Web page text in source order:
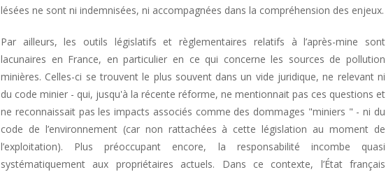
lésées ne sont ni indemnisées, ni accompagnées dans la compréhension des enjeux.
Par ailleurs, les outils législatifs et règlementaires relatifs à l’après-mine sont
lacunaires en France, en particulier en ce qui concerne les sources de pollution
minières. Celles-ci se trouvent le plus souvent dans un vide juridique, ne relevant ni
du code minier - qui, jusqu'à la récente réforme, ne mentionnait pas ces questions et
ne reconnaissait pas les impacts associés comme des dommages "miniers " - ni du
code de l’environnement (car non rattachées à cette législation au moment de
l’exploitation). Plus préoccupant encore, la responsabilité incombe quasi
systématiquement aux propriétaires actuels. Dans ce contexte, l’État français